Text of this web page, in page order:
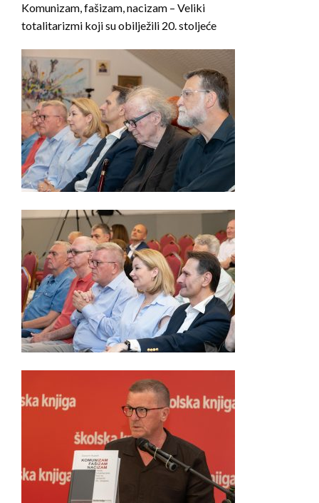
Komunizam, fašizam, nacizam – Veliki
totalitarizmi koji su obilježili 20. stoljeće